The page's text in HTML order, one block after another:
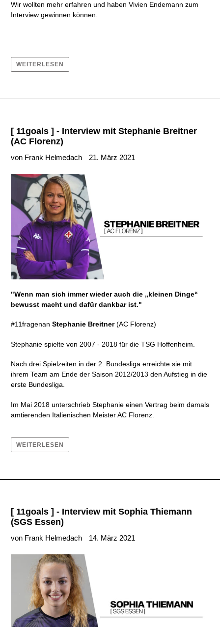
Wir wollten mehr erfahren und haben Vivien Endemann zum
Interview gewinnen können.
WEITERLESEN
[ 11goals ] - Interview mit Stephanie Breitner
(AC Florenz)
von Frank Helmedach 21. März 2021
"Wenn man sich immer wieder auch die „kleinen Dinge“
bewusst macht und dafür dankbar ist."
#11fragenan Stephanie Breitner(AC Florenz)
Stephanie spielte von 2007 - 2018 für die TSG Hoffenheim.
Nach drei Spielzeiten in der 2. Bundesliga erreichte sie mit
ihrem Team am Ende der Saison 2012/2013 den Aufstieg in die
erste Bundesliga.
Im Mai 2018 unterschrieb Stephanie einen Vertrag beim damals
amtierenden Italienischen Meister AC Florenz.
WEITERLESEN
[ 11goals ] - Interview mit Sophia Thiemann
(SGS Essen)
von Frank Helmedach 14. März 2021